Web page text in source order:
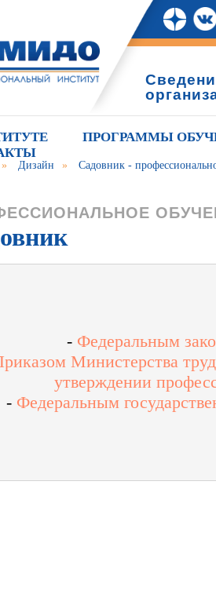
ПРОГРАММЫ
» Дизайн » Садовник -
- Федеральным
Министерства
утверждении
- Федеральным